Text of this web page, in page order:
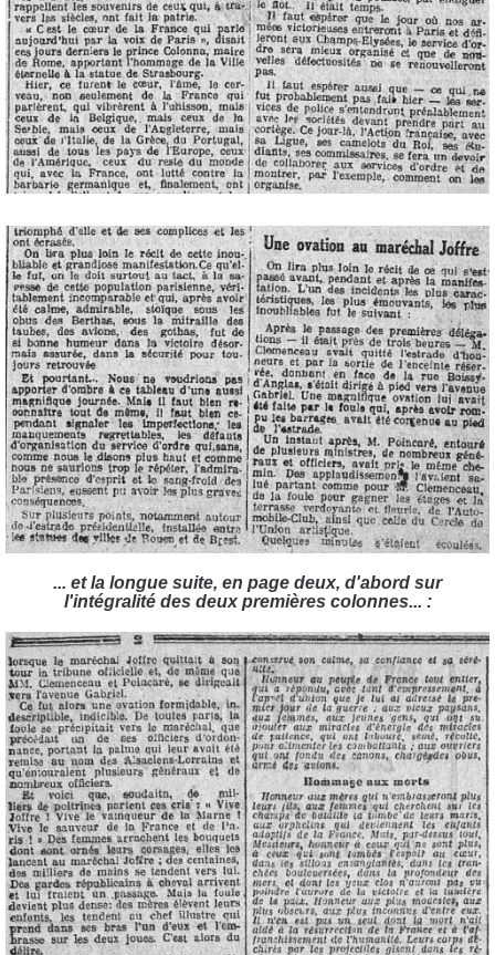
... et la longue suite, en page deux, d'abord sur
l'intégralité des deux premières colonnes... :